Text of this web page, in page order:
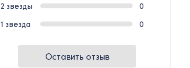
2 звезды
0
1 звезда
0
Оставить отзыв